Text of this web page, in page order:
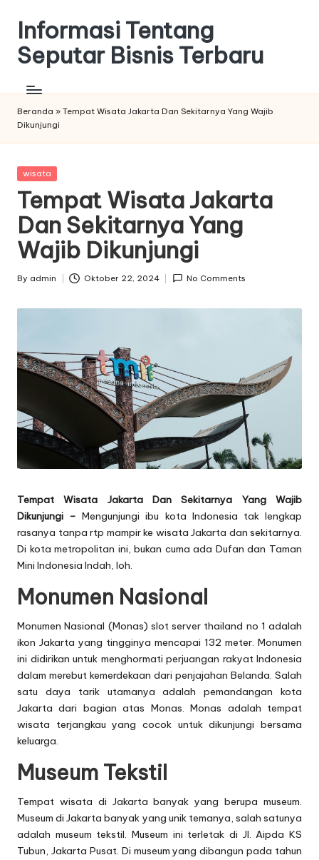
Informasi Tentang
Seputar Bisnis Terbaru
Beranda » Tempat Wisata Jakarta Dan Sekitarnya Yang Wajib
Dikunjungi
Posted
wisata
Tempat Wisata Jakarta
Dan Sekitarnya Yang
Wajib Dikunjungi
Posted
By admin Oktober 22, 2024 No Comments
Tempat Wisata Jakarta Dan Sekitarnya Yang Wajib
Dikunjungi –Mengunjungi ibu kota Indonesia tak lengkap
rasanya tanpa rtp mampir ke wisata Jakarta dan sekitarnya.
Di kota metropolitan ini, bukan cuma ada Dufan dan Taman
Mini Indonesia Indah, loh.
Monumen Nasional
Monumen Nasional (Monas) slot server thailand no 1 adalah
ikon Jakarta yang tingginya mencapai 132 meter. Monumen
ini didirikan untuk menghormati perjuangan rakyat Indonesia
dalam merebut kemerdekaan dari penjajahan Belanda. Salah
satu daya tarik utamanya adalah pemandangan kota
Jakarta dari bagian atas Monas. Monas adalah tempat
wisata terjangkau yang cocok untuk dikunjungi bersama
keluarga.
Museum Tekstil
Tempat wisata di Jakarta banyak yang berupa museum.
Museum di Jakarta banyak yang unik temanya, salah satunya
adalah museum tekstil. Museum ini terletak di Jl. Aipda KS
Tubun, Jakarta Pusat. Di museum yang dibangun pada tahun